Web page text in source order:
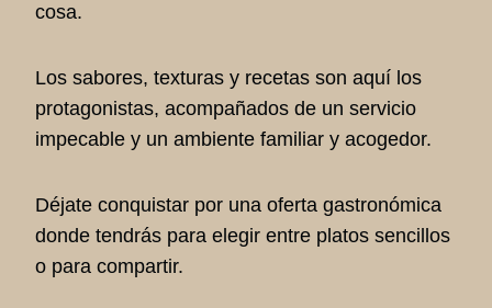
cosa.
Los sabores, texturas y recetas son aquí los
protagonistas, acompañados de un servicio
impecable y un ambiente familiar y acogedor.
Déjate conquistar por una oferta gastronómica
donde tendrás para elegir entre platos sencillos
o para compartir.